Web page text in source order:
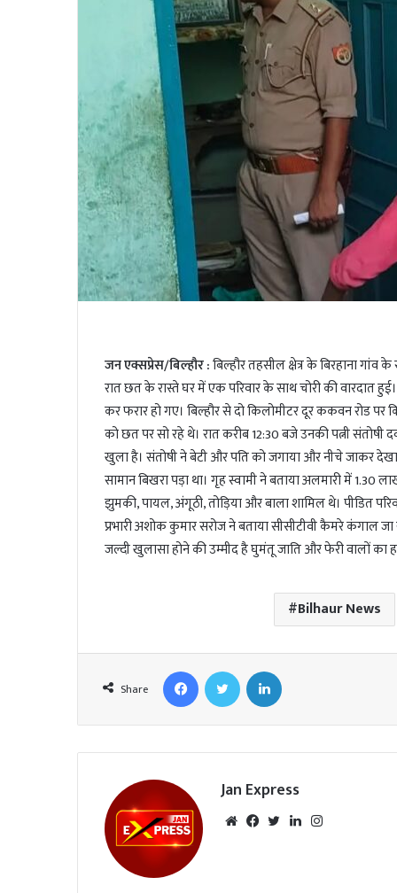
i
t
l
जन एक्सप्रेस/बिल्हौर :बिल्हौर तहसील क्षेत्र के बिरहाना
रात छत के रास्ते घर में एक परिवार के साथ चोरी की
कर फरार हो गए। बिल्हौर से दो किलोमीटर दूर ककवन रोड
को छत पर सो रहे थे। रात करीब 12:30 बजे उनकी पत्नी
खुला है। संतोषी ने बेटी और पति को जगाया और नीचे जाकर
सामान बिखरा पड़ा था। गृह स्वामी ने बताया अलमारी में
झुमकी, पायल, अंगूठी, तोड़िया और बाला शामिल थे। पीडित
प्रभारी अशोक कुमार सरोज ने बताया सीसीटीवी कैमरे कंगाल
जल्दी खुलासा होने की उम्मीद है घुमंतू जाति और फेरी वालों का
Bilhaur News
Share
Jan Express
We Fac Twi Lin